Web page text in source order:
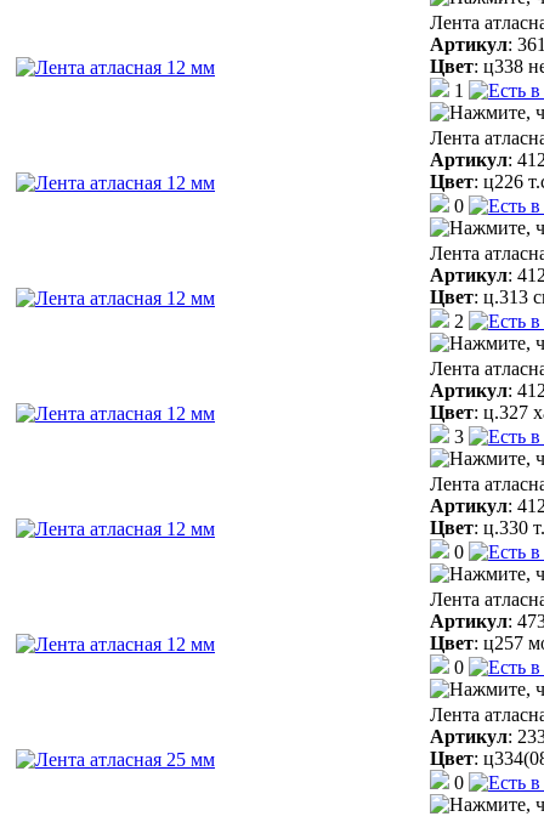
Лента
Артикул:
Цвет: ц338
1
Лента
Артикул:
Цвет: ц226
0
Лента
Артикул:
Цвет: ц.313
2
Лента
Артикул:
Цвет: ц.327
3
Лента
Артикул:
Цвет: ц.330
0
Лента
Артикул:
Цвет: ц257
0
Лента
Артикул:
Цвет:
0